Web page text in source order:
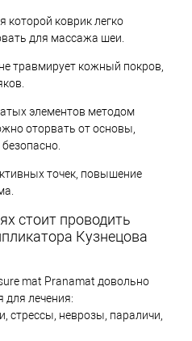
которой коврик легко
для массажа шеи.
травмирует кожный покров,
элементов методом
оторвать от основы,
точек, повышение
стоит проводить
Кузнецова
mat Pranamat довольно
для лечения:
стрессы, неврозы, параличи,